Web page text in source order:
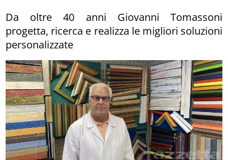
Da oltre 40 anni Giovanni Tomassoni
progetta, ricerca e realizza le migliori soluzioni
personalizzate